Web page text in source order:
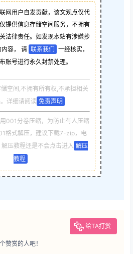
网用户自发贡献，该文观点仅代
提供信息存储空间服务，不拥有
法律责任。如发现本站有涉嫌抄
容， 请 联系我们
一经核实，
账号进行永久封禁处理。
空间,不拥有所有权,不承担相关
详细请阅读 免责声明
001分卷压缩，为防止有人压缩
格式解压，建议下载7-zip，电
压教程还是不会点击进入 解压
教程
给TA打赏
赞赏的人吧！